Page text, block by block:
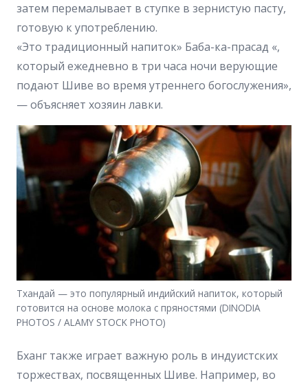
затем перемалывает в ступке в зернистую пасту,
готовую к употреблению.
«Это традиционный напиток» Баба-ка-прасад «,
который ежедневно в три часа ночи верующие
подают Шиве во время утреннего богослужения»,
— объясняет хозяин лавки.
Тхандай — это популярный индийский напиток, который
готовится на основе молока с пряностями (DINODIA
PHOTOS / ALAMY STOCK PHOTO)
Бханг также играет важную роль в индуистских
торжествах, посвященных Шиве. Например, во